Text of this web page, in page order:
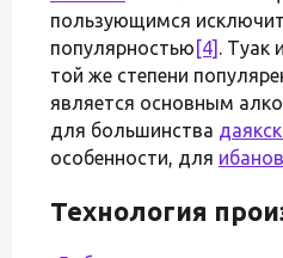
пользующимся
популярностью [4] . Туак
той же степени
является основным
для большинства
особенности, для ибанов
Технология